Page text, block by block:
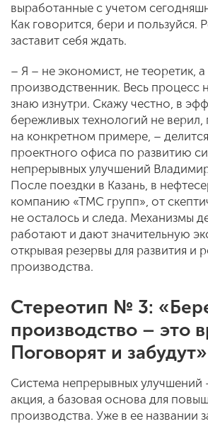
выработанные с учетом
Как говорится, бери и пользуйся.
заставит себя ждать.
– Я – не экономист, не теоретик, а
производственник. Весь процесс
знаю изнутри. Скажу честно, в
бережливых технологий не верил,
на конкретном примере, –
проектного офиса по развитию
непрерывных улучшений
После поездки в Казань, в
компанию «ТМС групп», от
не осталось и следа. Механизмы
работают и дают значительную
открывая резервы для развития и
производства.
Стереотип № 3:
производство – это
Поговорят и забудут»
Система непрерывных улучшений
акция, а базовая основа для
производства. Уже в ее названии